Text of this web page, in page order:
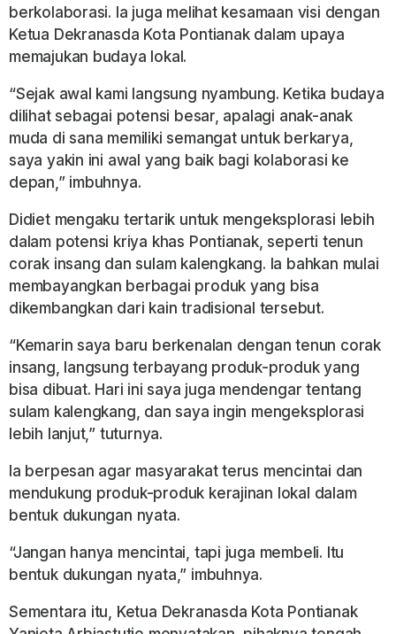
berkolaborasi. Ia juga melihat kesamaan visi dengan
Ketua Dekranasda Kota Pontianak dalam upaya
memajukan budaya lokal.
“Sejak awal kami langsung nyambung. Ketika budaya
dilihat sebagai potensi besar, apalagi anak-anak
muda di sana memiliki semangat untuk berkarya,
saya yakin ini awal yang baik bagi kolaborasi ke
depan,” imbuhnya.
Didiet mengaku tertarik untuk mengeksplorasi lebih
dalam potensi kriya khas Pontianak, seperti tenun
corak insang dan sulam kalengkang. Ia bahkan mulai
membayangkan berbagai produk yang bisa
dikembangkan dari kain tradisional tersebut.
“Kemarin saya baru berkenalan dengan tenun corak
insang, langsung terbayang produk-produk yang
bisa dibuat. Hari ini saya juga mendengar tentang
sulam kalengkang, dan saya ingin mengeksplorasi
lebih lanjut,” tuturnya.
Ia berpesan agar masyarakat terus mencintai dan
mendukung produk-produk kerajinan lokal dalam
bentuk dukungan nyata.
“Jangan hanya mencintai, tapi juga membeli. Itu
bentuk dukungan nyata,” imbuhnya.
Sementara itu, Ketua Dekranasda Kota Pontianak